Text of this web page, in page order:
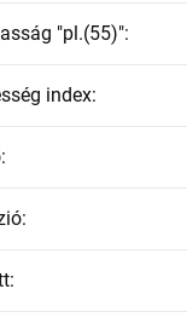
"pl.(55)":
index:
:
:
: